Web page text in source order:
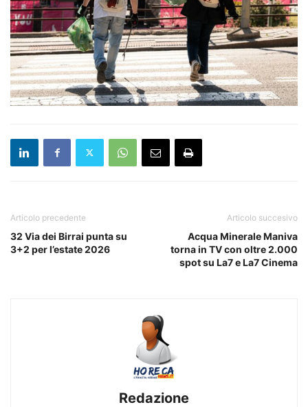
Articolo precedente
32 Via dei Birrai punta su
3+2 per l’estate 2026
Articolo succesivo
Acqua Minerale Maniva
torna in TV con oltre 2.000
spot su La7 e La7 Cinema
Redazione